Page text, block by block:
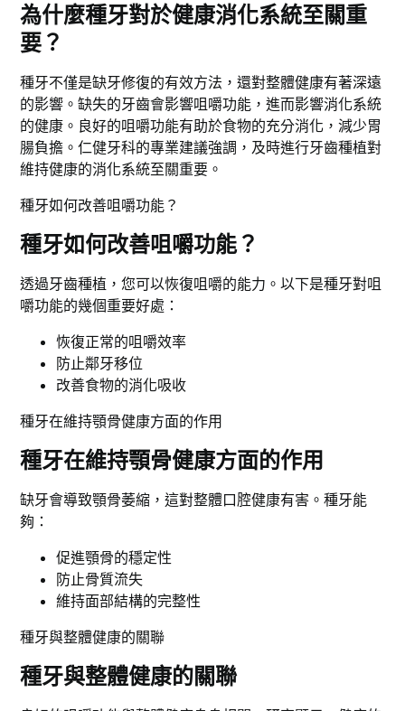
為什麼種牙對於健康消化系統至關重
要？
種牙不僅是缺牙修復的有效方法，還對整體健康有著深遠
的影響。缺失的牙齒會影響咀嚼功能，進而影響消化系統
的健康。良好的咀嚼功能有助於食物的充分消化，減少胃
腸負擔。仁健牙科的專業建議強調，及時進行牙齒種植對
維持健康的消化系統至關重要。
種牙如何改善咀嚼功能？
種牙如何改善咀嚼功能？
透過牙齒種植，您可以恢復咀嚼的能力。以下是種牙對咀
嚼功能的幾個重要好處：
恢復正常的咀嚼效率
防止鄰牙移位
改善食物的消化吸收
種牙在維持顎骨健康方面的作用
種牙在維持顎骨健康方面的作用
缺牙會導致顎骨萎縮，這對整體口腔健康有害。種牙能
夠：
促進顎骨的穩定性
防止骨質流失
維持面部結構的完整性
種牙與整體健康的關聯
種牙與整體健康的關聯